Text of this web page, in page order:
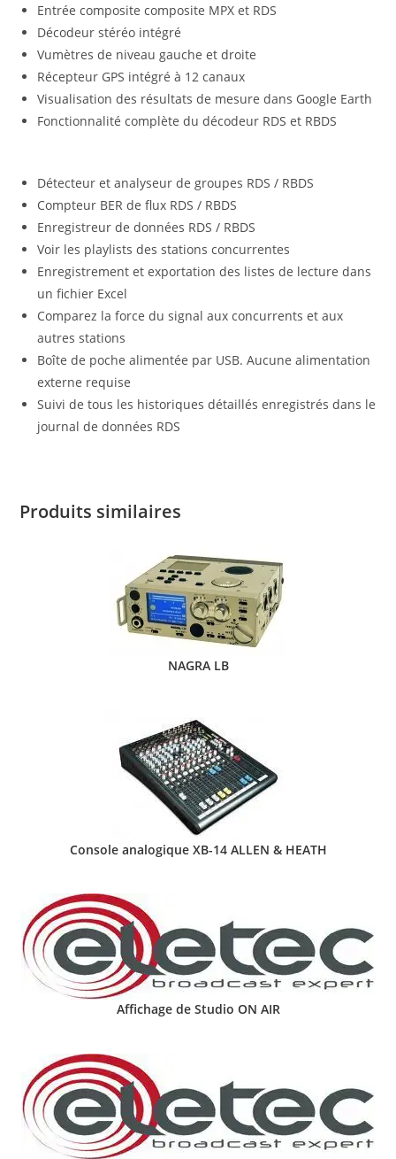
Entrée composite composite MPX et RDS
Décodeur stéréo intégré
Vumètres de niveau gauche et droite
Récepteur GPS intégré à 12 canaux
Visualisation des résultats de mesure dans Google Earth
Fonctionnalité complète du décodeur RDS et RBDS
Détecteur et analyseur de groupes RDS / RBDS
Compteur BER de flux RDS / RBDS
Enregistreur de données RDS / RBDS
Voir les playlists des stations concurrentes
Enregistrement et exportation des listes de lecture dans
un fichier Excel
Comparez la force du signal aux concurrents et aux
autres stations
Boîte de poche alimentée par USB. Aucune alimentation
externe requise
Suivi de tous les historiques détaillés enregistrés dans le
journal de données RDS
Produits similaires
NAGRA LB
Console analogique XB-14 ALLEN & HEATH
Affichage de Studio ON AIR